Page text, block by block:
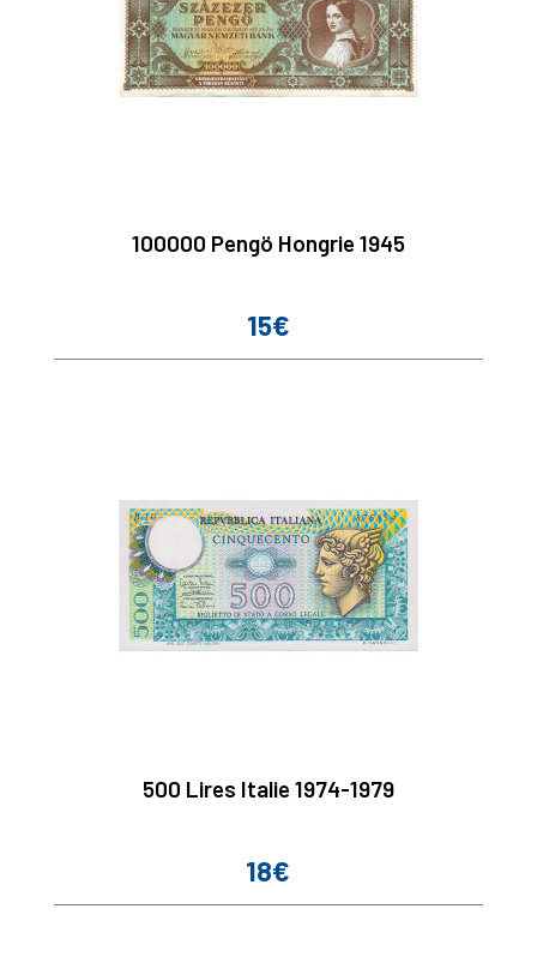
100000 Pengö Hongrie 1945
Prix
15€
500 Lires Italie 1974-1979
Prix
18€